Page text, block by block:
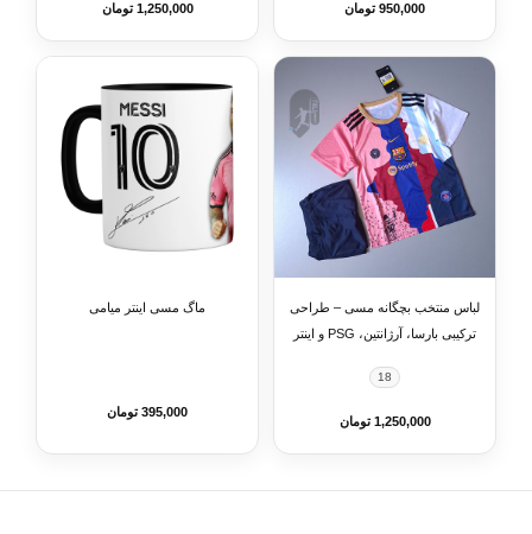
950,000 تومان 1,250,000 تومان
لباس منتخب بچگانه مسی – طراحی
ترکیبی بارسا، آرژانتین، PSG و اینتر
18
1,250,000 تومان
ماگ مسی اینتر میامی
395,000 تومان